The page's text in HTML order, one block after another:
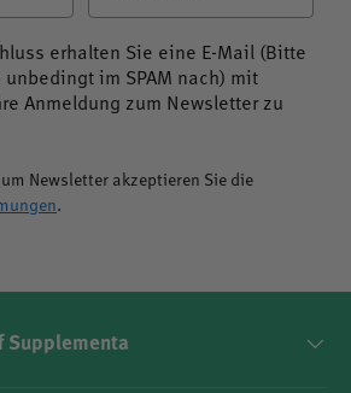
erhalten Sie eine E-Mail (Bitte
im SPAM nach) mit
Anmeldung zum Newsletter zu
Newsletter akzeptieren Sie die
.
Supplementa